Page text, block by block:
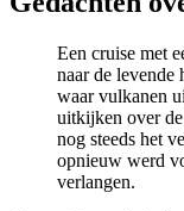
Een cruise met
naar de levende
waar vulkanen
uitkijken over
nog steeds het
opnieuw werd
verlangen.